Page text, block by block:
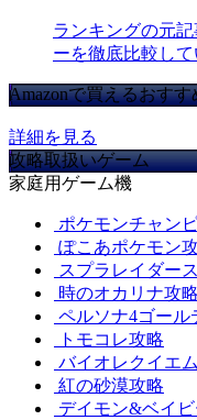
ランキングの元
ーを徹底比較し
Amazonで買えるおす
詳細を見る
攻略取扱いゲーム
家庭用ゲーム機
ポケモンチャン
ぽこあポケモン
スプラレイダー
時のオカリナ攻略
ペルソナ4ゴール
トモコレ攻略
バイオレクイエ
紅の砂漠攻略
デイモン&ベイ